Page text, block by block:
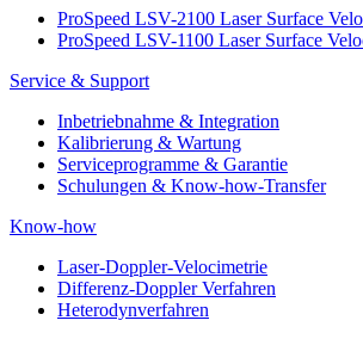
ProSpeed LSV-2100 Laser Surface
ProSpeed LSV-1100 Laser Surface
Service & Support
Inbetriebnahme & Integration
Kalibrierung & Wartung
Serviceprogramme & Garantie
Schulungen & Know-how-Transfer
Know-how
Laser-Doppler-Velocimetrie
Differenz-Doppler Verfahren
Heterodynverfahren